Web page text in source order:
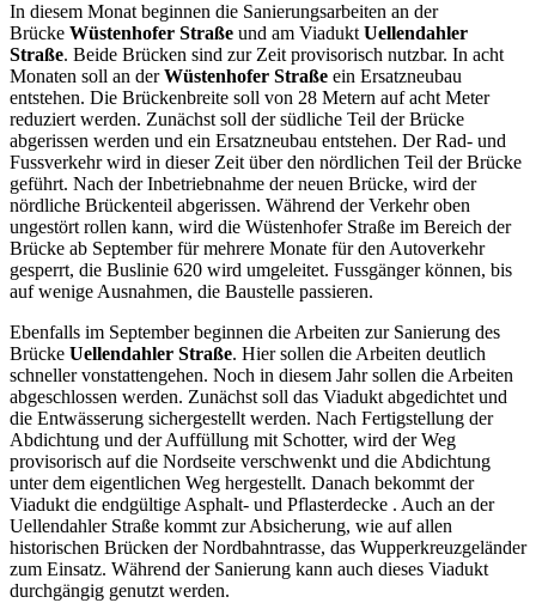
In diesem Monat beginnen die Sanierungsarbeiten an der
Brücke Wüstenhofer Straße und am Viadukt Uellendahler
Straße. Beide Brücken sind zur Zeit provisorisch nutzbar. In acht
Monaten soll an derWüstenhofer Straße ein Ersatzneubau
entstehen. Die Brückenbreite soll von 28 Metern auf acht Meter
reduziert werden. Zunächst soll der südliche Teil der Brücke
abgerissen werden und ein Ersatzneubau entstehen. Der Rad- und
Fussverkehr wird in dieser Zeit über den nördlichen Teil der Brücke
geführt. Nach der Inbetriebnahme der neuen Brücke, wird der
nördliche Brückenteil abgerissen. Während der Verkehr oben
ungestört rollen kann, wird die Wüstenhofer Straße im Bereich der
Brücke ab September für mehrere Monate für den Autoverkehr
gesperrt, die Buslinie 620 wird umgeleitet. Fussgänger können, bis
auf wenige Ausnahmen, die Baustelle passieren.
Ebenfalls im September beginnen die Arbeiten zur Sanierung des
Brücke Uellendahler Straße. Hier sollen die Arbeiten deutlich
schneller vonstattengehen. Noch in diesem Jahr sollen die Arbeiten
abgeschlossen werden. Zunächst soll das Viadukt abgedichtet und
die Entwässerung sichergestellt werden. Nach Fertigstellung der
Abdichtung und der Auffüllung mit Schotter, wird der Weg
provisorisch auf die Nordseite verschwenkt und die Abdichtung
unter dem eigentlichen Weg hergestellt. Danach bekommt der
Viadukt die endgültige Asphalt- und Pflasterdecke . Auch an der
Uellendahler Straße kommt zur Absicherung, wie auf allen
historischen Brücken der Nordbahntrasse, das Wupperkreuzgeländer
zum Einsatz. Während der Sanierung kann auch dieses Viadukt
durchgängig genutzt werden.